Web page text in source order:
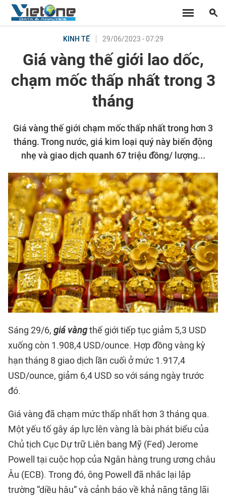
KINH TẾ 29/06/2023 - 07:29
Giá vàng thế giới lao dốc,
chạm mốc thấp nhất trong 3
tháng
Giá vàng thế giới chạm mốc thấp nhất trong hơn 3
tháng. Trong nước, giá kim loại quý này biến động
nhẹ và giao dịch quanh 67 triệu đồng/ lượng...
Sáng 29/6, giá vàngthế giới tiếp tục giảm 5,3 USD
xuống còn 1.908,4 USD/ounce. Hợp đồng vàng kỳ
hạn tháng 8 giao dịch lần cuối ở mức 1.917,4
USD/ounce, giảm 6,4 USD so với sáng ngày trước
đó.
Giá vàng đã chạm mức thấp nhất hơn 3 tháng qua.
Một yếu tố gây áp lực lên vàng là bài phát biểu của
Chủ tịch Cục Dự trữ Liên bang Mỹ (Fed) Jerome
Powell tại cuộc họp của Ngân hàng trung ương châu
Âu (ECB). Trong đó, ông Powell đã nhắc lại lập
trường “diều hâu” và cảnh báo về khả năng tăng lãi